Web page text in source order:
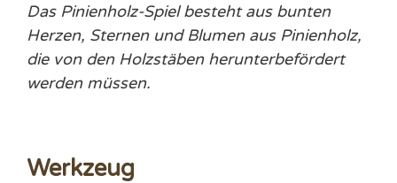
Das Pinienholz-Spiel besteht aus bunten
Herzen, Sternen und Blumen aus Pinienholz,
die von den Holzstäben herunterbefördert
werden müssen.
Werkzeug